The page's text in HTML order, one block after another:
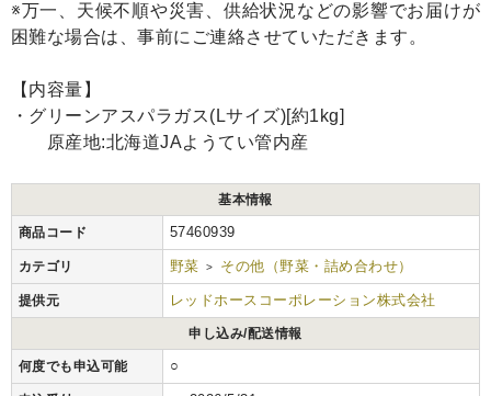
※万一、天候不順や災害、供給状況などの影響でお届けが
困難な場合は、事前にご連絡させていただきます。
【内容量】
・グリーンアスパラガス(Lサイズ)[約1kg]
原産地:北海道JAようてい管内産
基本情報
商品コード 57460939
カテゴリ 野菜 > その他（野菜・詰め合わせ）
提供元 レッドホースコーポレーション株式会社
申し込み/配送情報
何度でも申込可能 ○